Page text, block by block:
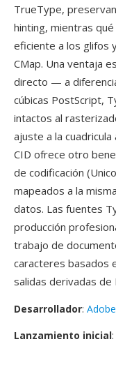
TrueType,
hinting, mientras
eficiente a los glifos
CMap. Una ventaja
directo — a
cúbicas PostScript,
intactos al
ajuste a la
CID ofrece otro
de codificación
mapeados a la
datos. Las fuentes
producción
trabajo de
caracteres basados
salidas derivadas de
Desarrollador:
Lanzamiento inicial